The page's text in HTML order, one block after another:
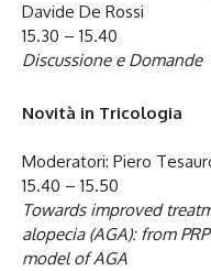
Davide De Rossi
15.30 – 15.40
Discussione e Domande
Novità in Tricologia
Moderatori: Piero
15.40 – 15.50
Towards improved
alopecia (AGA): from
model of AGA